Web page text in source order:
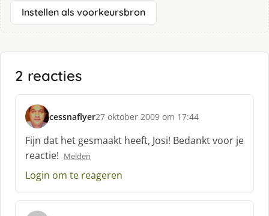
Instellen als voorkeursbron
2 reacties
cessnaflyer
s
c
h
r
e
f
27 oktober 2009 om 17:44
Fijn dat het gesmaakt heeft, Josi! Bedankt voor je
reactie! Melden
Login om te reageren